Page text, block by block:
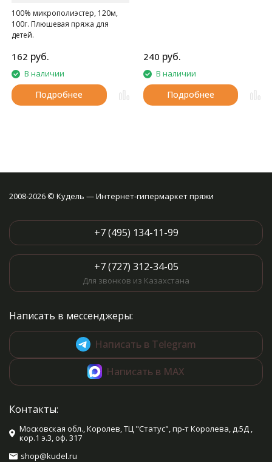
100% микрополиэстер, 120м,
100г. Плюшевая пряжа для
детей.
162 руб.
В наличии
Подробнее
240 руб.
В наличии
Подробнее
2008-2026 © Кудель — Интернет-гипермаркет пряжи
+7 (495) 134-11-99
+7 (727) 312-34-05
Для звонков из Казахстана
Написать в мессенджеры:
Написать в Telegram
Написать в MAX
Контакты:
Московская обл., Королев, ТЦ "Статус", пр-т Королева, д.5Д ,
кор.1 э.3, оф. 317
shop@kudel.ru